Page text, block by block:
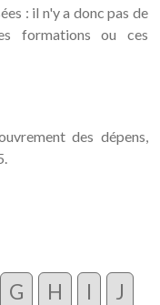
: il n'y a donc pas de
formations ou ces
des dépens,
G H I J